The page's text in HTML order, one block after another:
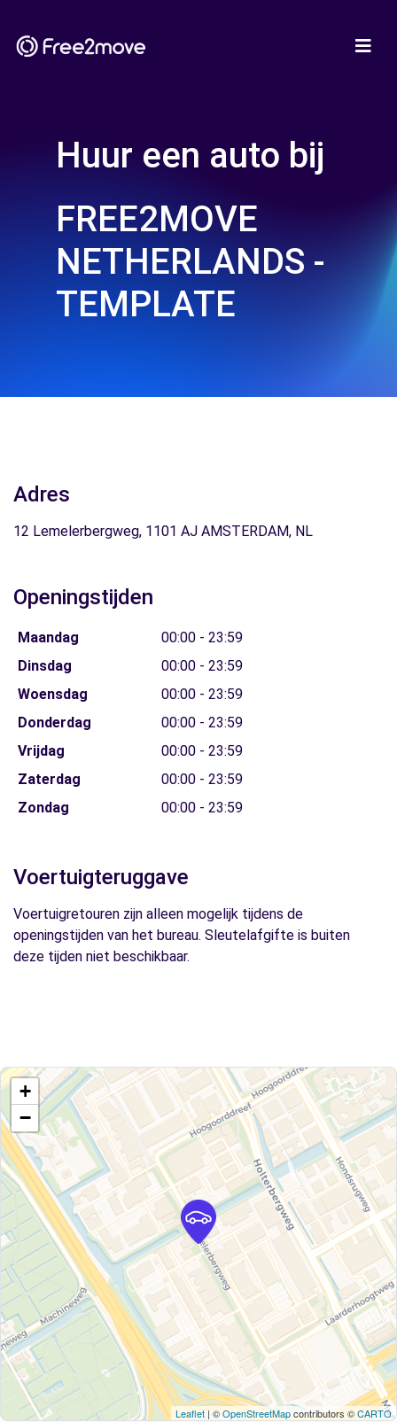
Huur een auto bij
FREE2MOVE
NETHERLANDS -
TEMPLATE
Adres
12 Lemelerbergweg, 1101 AJ AMSTERDAM, NL
Openingstijden
Maandag
00:00 - 23:59
Dinsdag
00:00 - 23:59
Woensdag
00:00 - 23:59
Donderdag
00:00 - 23:59
Vrijdag
00:00 - 23:59
Zaterdag
00:00 - 23:59
Zondag
00:00 - 23:59
Voertuigteruggave
Voertuigretouren zijn alleen mogelijk tijdens de
openingstijden van het bureau. Sleutelafgifte is buiten
deze tijden niet beschikbaar.
+
−
Leaflet| ©OpenStreetMapcontributors ©CARTO